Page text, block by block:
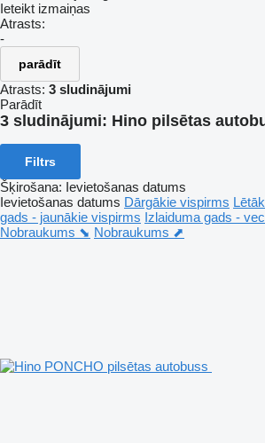
Ieteikt izmaiņas
Atrasts:
-
parādīt
Atrasts: 3 sludinājumi
Parādīt
3 sludinājumi: Hino pilsētas
Filtrs
Šķirošana: Ievietošanas datums
Ievietošanas datums Dārgākie vispirms
gads - jaunākie vispirms Izlaiduma gads -
Nobraukums ⬊ Nobraukums ⬈